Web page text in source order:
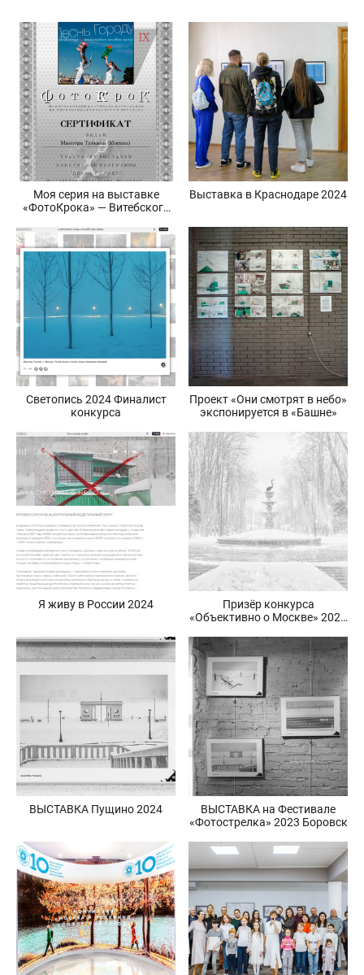
Моя серия на выставке
«ФотоКрока» — Витебского
Выставка в Краснодаре 2024
Светопись 2024 Финалист
конкурса
Проект «Они смотрят в небо»
экспонируется в «Башне»
Я живу в России 2024
Призёр конкурса
«Объективно о Москве» 2024
конкурса
ВЫСТАВКА Пущино 2024
ВЫСТАВКА на Фестивале
«Фотострелка» 2023 Боровск